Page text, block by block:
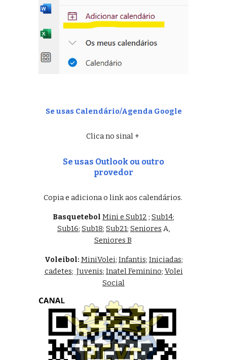
Se usas Calendário/Agenda Google
Clica no sinal +
Se usas Outlook ou outro
provedor
Copia e adiciona o link aos calendários.
Basquetebol Mini e Sub12 ; Sub14;
Sub16; Sub18; Sub21; Seniores A,
Seniores B
Voleibol: MiniVolei; Infantis; Iniciadas;
cadetes; Juvenis; Inatel Feminino; Volei
Social